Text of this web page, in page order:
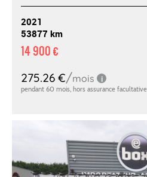
2021
53877 km
14 900 €